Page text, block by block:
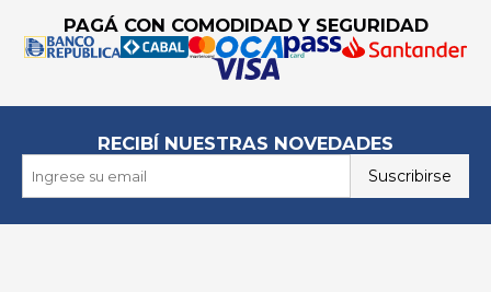
PAGÁ CON COMODIDAD Y SEGURIDAD
RECIBÍ NUESTRAS NOVEDADES
Suscribirse